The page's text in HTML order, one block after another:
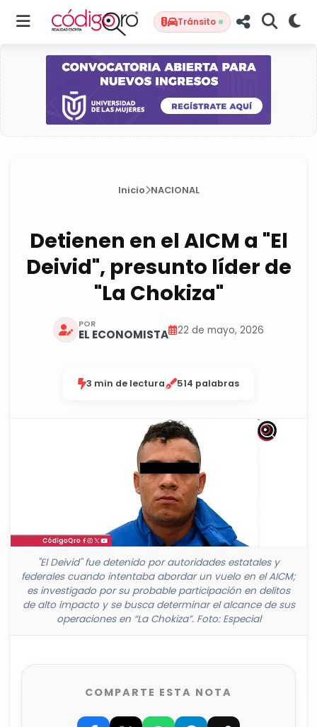
Tránsito
Inicio NACIONAL
Detienen en el AICM a "El
Deivid", presunto líder de
"La Chokiza"
POR
EL ECONOMISTA 22 de mayo, 2026
3 min de lectura 514 palabras
"El Deivid" fue detenido por autoridades estatales y
federales cuando intentaba abordar un vuelo en el AICM;
es investigado por su probable participación en delitos
de alto impacto y se busca determinar el alcance de sus
operaciones en “La Chokiza”. Foto: Especial
COMPARTE ESTA NOTA